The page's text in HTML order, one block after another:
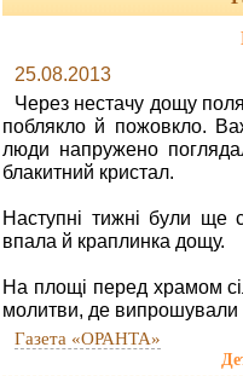
25.08.2013
Через нестачу дощу
поблякло й пожовкло.
люди напружено
блакитний кристал.
Наступні тижні були ще
впала й краплинка дощу.
На площі перед храмом
молитви, де випрошували
Газета «ОРАНТА»